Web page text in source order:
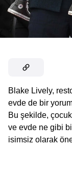
Blake Lively,
evde de bir
Bu şekilde,
ve evde ne gibi
isimsiz olarak